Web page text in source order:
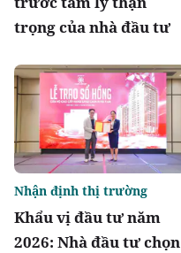
trọng của nhà đầu tư
Khẩu vị đầu tư năm
2026: Nhà đầu tư chọn
Nhận định thị trường